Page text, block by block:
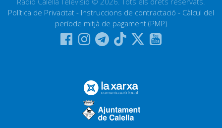
Política de Privacitat - Instruccions de contractació - Càlcul del
període mitjà de pagament (PMP)